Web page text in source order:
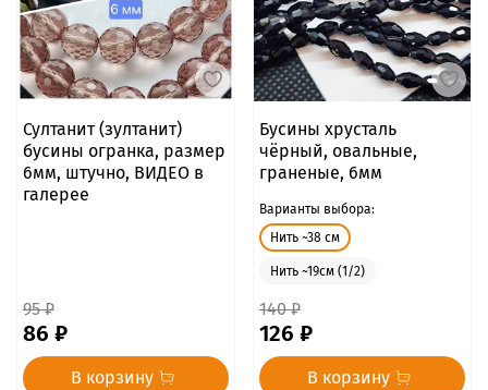
Султанит (зултанит)
бусины огранка, размер
6мм, штучно, ВИДЕО в
галерее
95 ₽
86 ₽
В корзину
Бусины хрусталь
чёрный, овальные,
граненые, 6мм
Варианты выбора:
Нить ~38 см
Нить ~19см (1/2)
140 ₽
126 ₽
В корзину